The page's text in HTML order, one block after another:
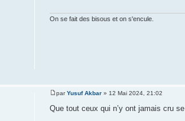
On se fait des bisous et on s'encule.
parYusuf Akbar» 12 Mai 2024, 21:02
Que tout ceux qui n’y ont jamais cru